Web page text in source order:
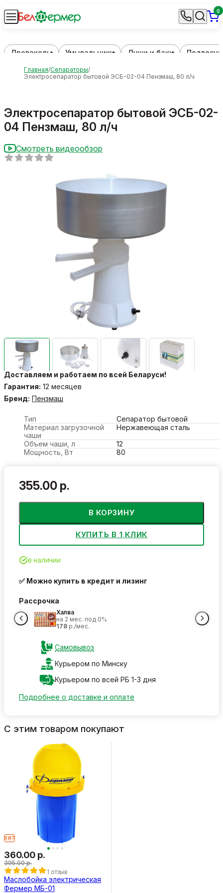
0
Дровоколы Умывальники Души и баки
Главная Сепараторы
Электросепаратор бытовой ЭСБ-02-04 Пензмаш, 80 л/ч
Электросепаратор бытовой ЭСБ-02-
04 Пензмаш, 80 л/ч
Смотреть видеообзор
Доставляем и работаем по всей Беларуси!
Гарантия: 12 месяцев
Бренд: Пензмаш
Тип
Сепаратор бытовой
Материал загрузочной
чаши
Нержавеющая сталь
Объем чаши, л
12
Мощность, Вт
80
355.00 р.
В КОРЗИНУ
КУПИТЬ В 1 КЛИК
в наличии
✅ Можно купить в кредит и лизинг
Рассрочка
Халва
на 2 мес. под 0%
178 р./мес.
Самовывоз
Курьером по Минску
Курьером по всей РБ 1-3 дня
Подробнее о доставке и оплате
С этим товаром покупают
ХИТ
360.00 р.
395.00 р.
1 отзыв
Маслобойка электрическая
Фермер МБ-01